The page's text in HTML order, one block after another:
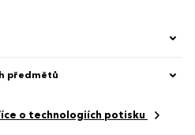
předmětů
o technologiích potisku